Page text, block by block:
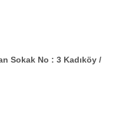
Sokak No : 3 Kadıköy /